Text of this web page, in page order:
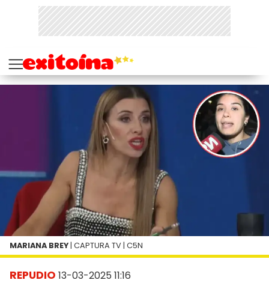
REPUDIO 13-03-2025 11:16
MARIANA BREY| CAPTURA TV | C5N